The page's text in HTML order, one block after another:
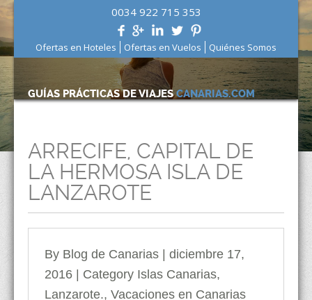
0034 922 715 353
Ofertas en Hoteles Ofertas en Vuelos Quiénes Somos
GUÍAS PRÁCTICAS DE VIAJESCANARIAS.COM
ARRECIFE, CAPITAL DE
LA HERMOSA ISLA DE
LANZAROTE
By Blog de Canarias | diciembre 17,
2016 | Category Islas Canarias,
Lanzarote., Vacaciones en Canarias